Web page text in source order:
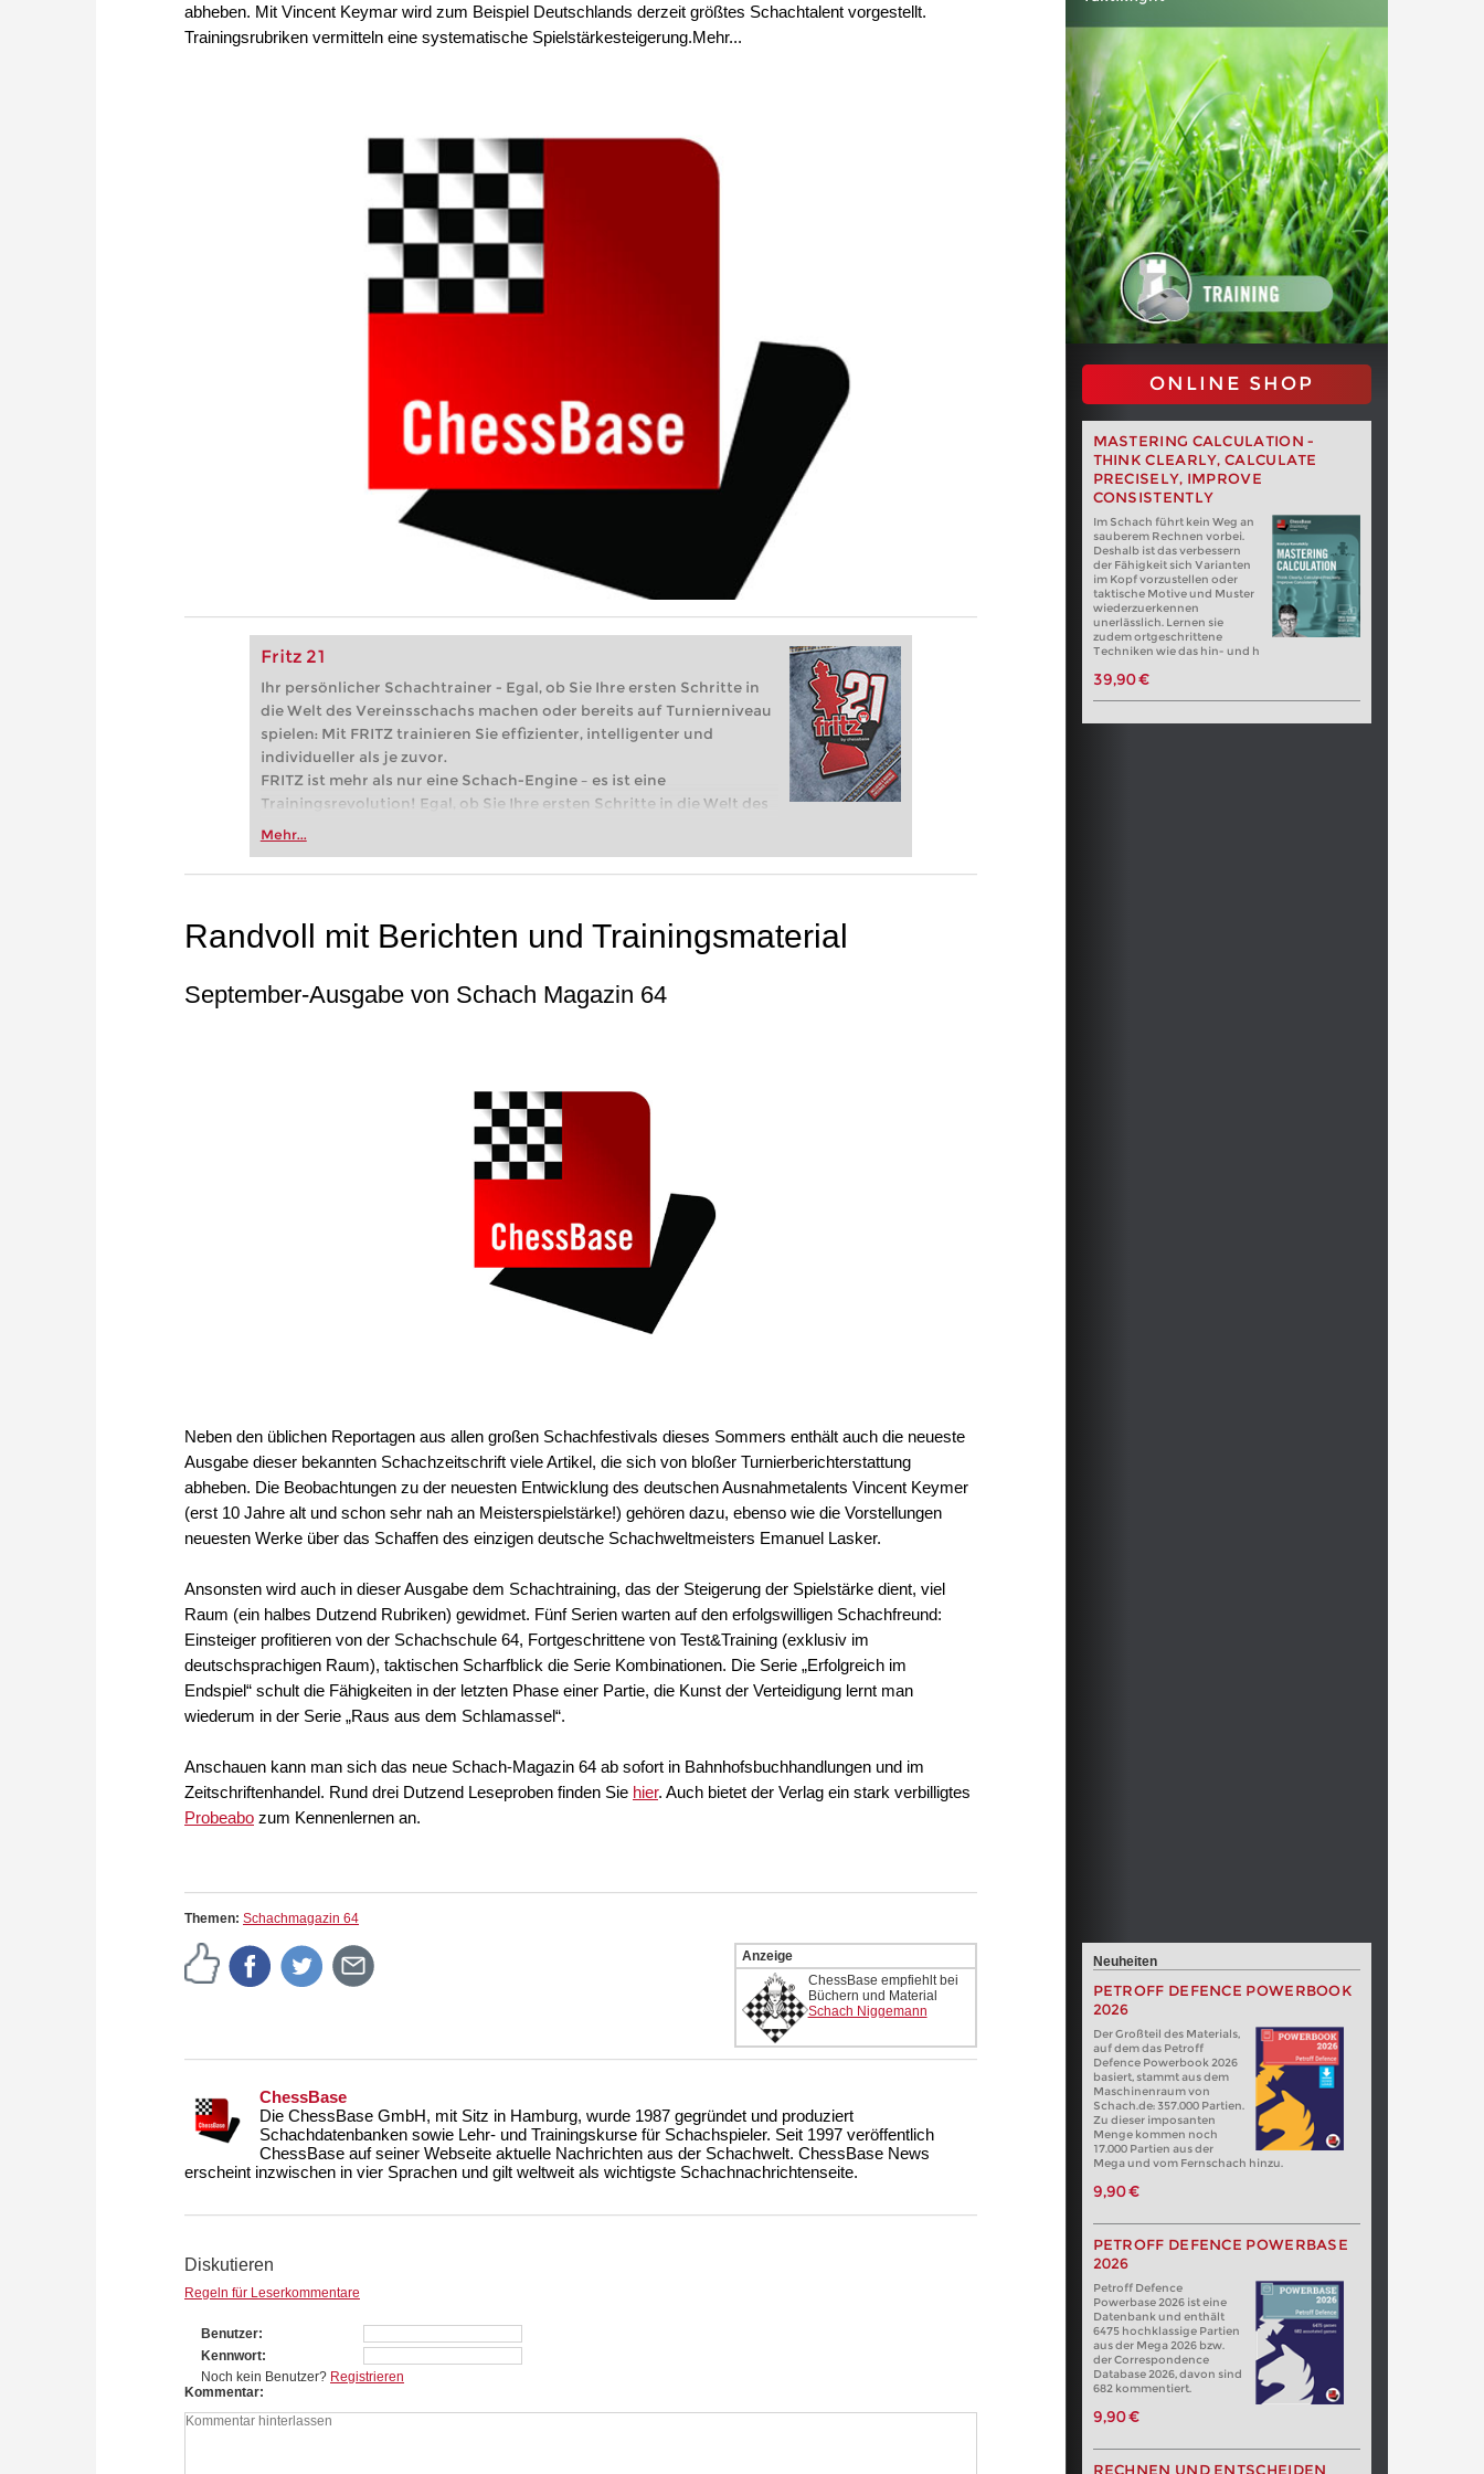
abheben. Mit Vincent Keymar wird zum Beispiel Deutschlands derzeit größtes Schachtalent vorgestellt.
Trainingsrubriken vermitteln eine systematische Spielstärkesteigerung.Mehr...
Fritz 21
Ihr persönlicher Schachtrainer - Egal, ob Sie Ihre ersten Schritte in
die Welt des Vereinsschachs machen oder bereits auf Turnierniveau
spielen: Mit FRITZ trainieren Sie effizienter, intelligenter und
individueller als je zuvor.
FRITZ ist mehr als nur eine Schach-Engine – es ist eine
Trainingsrevolution! Egal, ob Sie Ihre ersten Schritte in die Welt des
Vereinsschachs machen oder bereits auf Turnierniveau spielen: Mit
zuvor.
Mehr...
ONLINE SHOP
MASTERING CALCULATION -
THINK CLEARLY, CALCULATE
PRECISELY, IMPROVE
CONSISTENTLY
Im Schach führt kein Weg an
sauberem Rechnen vorbei.
Deshalb ist das verbessern
der Fähigkeit sich Varianten
im Kopf vorzustellen oder
taktische Motive und Muster
wiederzuerkennen
unerlässlich. Lernen sie
zudem ortgeschrittene
Techniken wie das hin- und h
39,90 €
Randvoll mit Berichten und Trainingsmaterial
September-Ausgabe von Schach Magazin 64
Neben den üblichen Reportagen aus allen großen Schachfestivals dieses Sommers enthält auch die neueste
Ausgabe dieser bekannten Schachzeitschrift viele Artikel, die sich von bloßer Turnierberichterstattung
abheben. Die Beobachtungen zu der neuesten Entwicklung des deutschen Ausnahmetalents Vincent Keymer
(erst 10 Jahre alt und schon sehr nah an Meisterspielstärke!) gehören dazu, ebenso wie die Vorstellungen
neuesten Werke über das Schaffen des einzigen deutsche Schachweltmeisters Emanuel Lasker.
Ansonsten wird auch in dieser Ausgabe dem Schachtraining, das der Steigerung der Spielstärke dient, viel
Raum (ein halbes Dutzend Rubriken) gewidmet. Fünf Serien warten auf den erfolgswilligen Schachfreund:
Einsteiger profitieren von der Schachschule 64, Fortgeschrittene von Test&Training (exklusiv im
deutschsprachigen Raum), taktischen Scharfblick die Serie Kombinationen. Die Serie „Erfolgreich im
Endspiel“ schult die Fähigkeiten in der letzten Phase einer Partie, die Kunst der Verteidigung lernt man
wiederum in der Serie „Raus aus dem Schlamassel“.
Anschauen kann man sich das neue Schach-Magazin 64 ab sofort in Bahnhofsbuchhandlungen und im
Zeitschriftenhandel. Rund drei Dutzend Leseproben finden Sie hier. Auch bietet der Verlag ein stark verbilligtes
Probeabo zum Kennenlernen an.
Themen: Schachmagazin 64
Anzeige
ChessBase empfiehlt bei
Büchern und Material
Schach Niggemann
ChessBase
Die ChessBase GmbH, mit Sitz in Hamburg, wurde 1987 gegründet und produziert
Schachdatenbanken sowie Lehr- und Trainingskurse für Schachspieler. Seit 1997 veröffentlich
ChessBase auf seiner Webseite aktuelle Nachrichten aus der Schachwelt. ChessBase News
erscheint inzwischen in vier Sprachen und gilt weltweit als wichtigste Schachnachrichtenseite.
Diskutieren
Regeln für Leserkommentare
Benutzer
Kennwort
Noch kein Benutzer? Registrieren
Kommentar
Neuheiten
PETROFF DEFENCE POWERBOOK
2026
Der Großteil des Materials,
auf dem das Petroff
Defence Powerbook 2026
basiert, stammt aus dem
Maschinenraum von
Schach.de: 357.000 Partien.
Zu dieser imposanten
Menge kommen noch
17.000 Partien aus der
Mega und vom Fernschach hinzu.
9,90 €
PETROFF DEFENCE POWERBASE
2026
Petroff Defence
Powerbase 2026 ist eine
Datenbank und enthält
6475 hochklassige Partien
aus der Mega 2026 bzw.
der Correspondence
Database 2026, davon sind
682 kommentiert.
9,90 €